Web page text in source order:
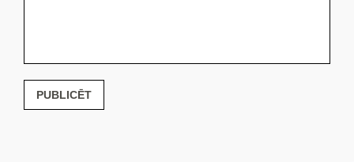
PUBLICĒT